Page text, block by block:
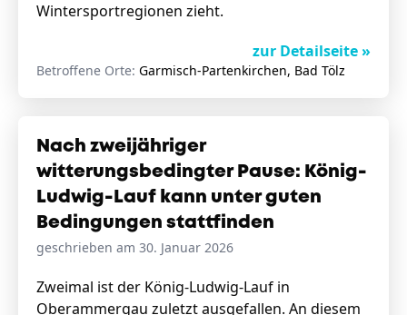
Wintersportregionen zieht.
zur Detailseite »
Betroffene Orte: Garmisch-Partenkirchen, Bad Tölz
Nach zweijähriger
witterungsbedingter Pause: König-
Ludwig-Lauf kann unter guten
Bedingungen stattfinden
geschrieben am 30. Januar 2026
Zweimal ist der König-Ludwig-Lauf in
Oberammergau zuletzt ausgefallen. An diesem